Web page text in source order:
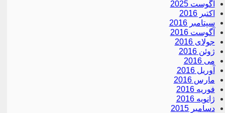
آگوست 2025
اکتبر 2016
سپتامبر 2016
آگوست 2016
جولای 2016
ژوئن 2016
می 2016
آوریل 2016
مارس 2016
فوریه 2016
ژانویه 2016
دسامبر 2015